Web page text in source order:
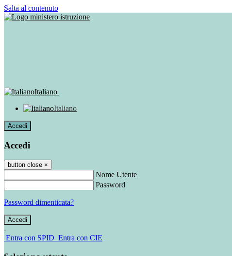
Salta al contenuto
Italiano
Italiano
Accedi
Accedi
button close ×
Nome Utente
Password
Password dimenticata?
-
Entra con SPID Entra con CIE